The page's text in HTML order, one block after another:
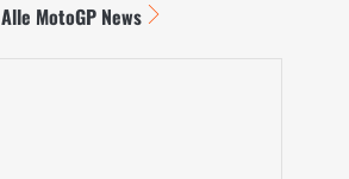
Alle MotoGP News